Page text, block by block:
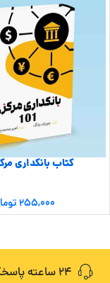
کتاب بانکداری
۲۵۵,۰۰۰
24 ساعته پاسخگوی شما عزیزان هستیم